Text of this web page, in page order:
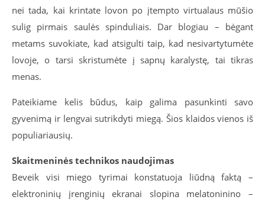
nei tada, kai krintate lovon po įtempto virtualaus mūšio
sulig pirmais saulės spinduliais. Dar blogiau – bėgant
metams suvokiate, kad atsigulti taip, kad nesivartytumėte
lovoje, o tarsi skristumėte į sapnų karalystę, tai tikras
menas.
Pateikiame kelis būdus, kaip galima pasunkinti savo
gyvenimą ir lengvai sutrikdyti miegą. Šios klaidos vienos iš
populiariausių.
Skaitmeninės technikos naudojimas
Beveik visi miego tyrimai konstatuoja liūdną faktą –
elektroninių įrenginių ekranai slopina melatoninino –